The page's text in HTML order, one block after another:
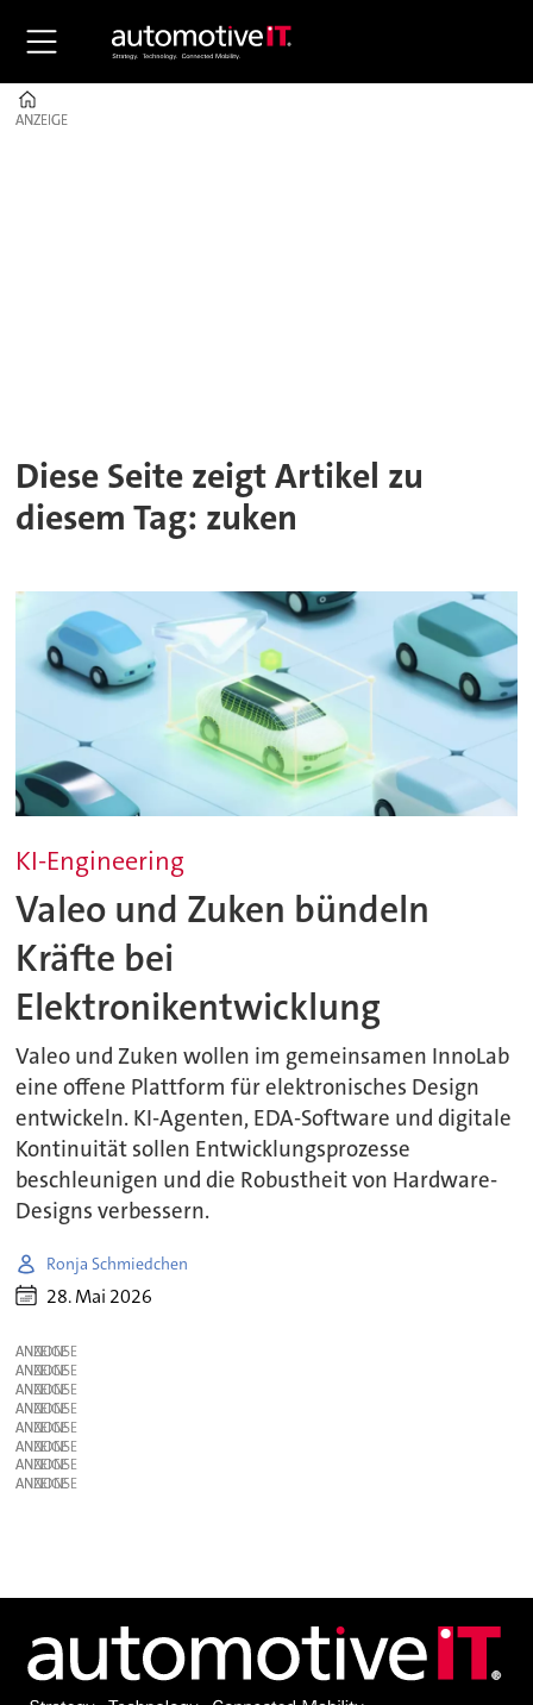
ANZEIGE
ANZEIGE
Diese Seite zeigt Artikel zu
diesem Tag: zuken
KI-Engineering
Valeo und Zuken bündeln
Kräfte bei
Elektronikentwicklung
Valeo und Zuken wollen im gemeinsamen InnoLab
eine offene Plattform für elektronisches Design
entwickeln. KI-Agenten, EDA-Software und digitale
Kontinuität sollen Entwicklungsprozesse
beschleunigen und die Robustheit von Hardware-
Designs verbessern.
Ronja Schmiedchen
28. Mai 2026
ANZEIGE
ANZEIGE
ANZEIGE
ANZEIGE
ANZEIGE
ANZEIGE
ANZEIGE
ANZEIGE